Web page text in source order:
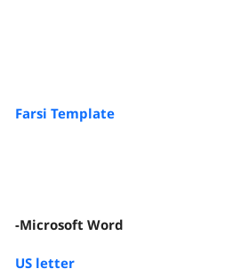
Farsi Template
-Microsoft Word
US letter